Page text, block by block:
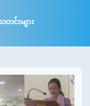
င်းများ